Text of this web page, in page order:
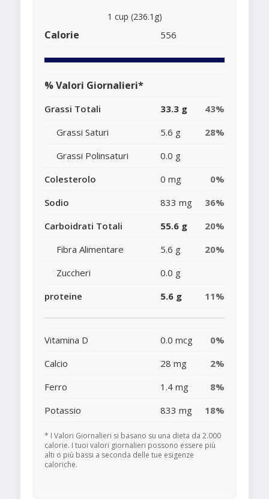
1 cup (236.1g)
Calorie 556
% Valori Giornalieri*
Grassi Totali 33.3 g
43%
Grassi Saturi
5.6 g
28%
Grassi Polinsaturi
0.0 g
Colesterolo
0 mg
0%
Sodio
833 mg
36%
Carboidrati Totali
55.6 g
20%
Fibra Alimentare
5.6 g
20%
Zuccheri
0.0 g
proteine
5.6 g 11%
Vitamina D 0.0 mcg
0%
Calcio
28 mg
2%
Ferro
1.4 mg
8%
Potassio
833 mg 18%
* I Valori Giornalieri si basano su una dieta da 2.000
calorie. I tuoi valori giornalieri possono essere più
alti o più bassi a seconda delle tue esigenze
caloriche.